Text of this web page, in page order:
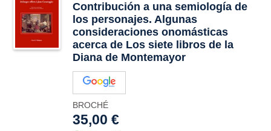
Contribución a una semiología de
los personajes. Algunas
consideraciones onomásticas
acerca de Los siete libros de la
Diana de Montemayor
BROCHÉ
35,00 €